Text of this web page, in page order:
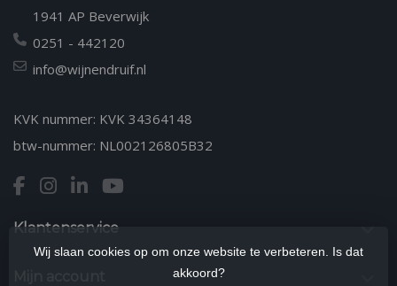
1941 AP Beverwijk
0251 - 442120
info@wijnendruif.nl
KVK nummer: KVK 34364148
btw-nummer: NL002126805B32
Klantenservice
Wij slaan cookies op om onze website te verbeteren. Is dat
akkoord?